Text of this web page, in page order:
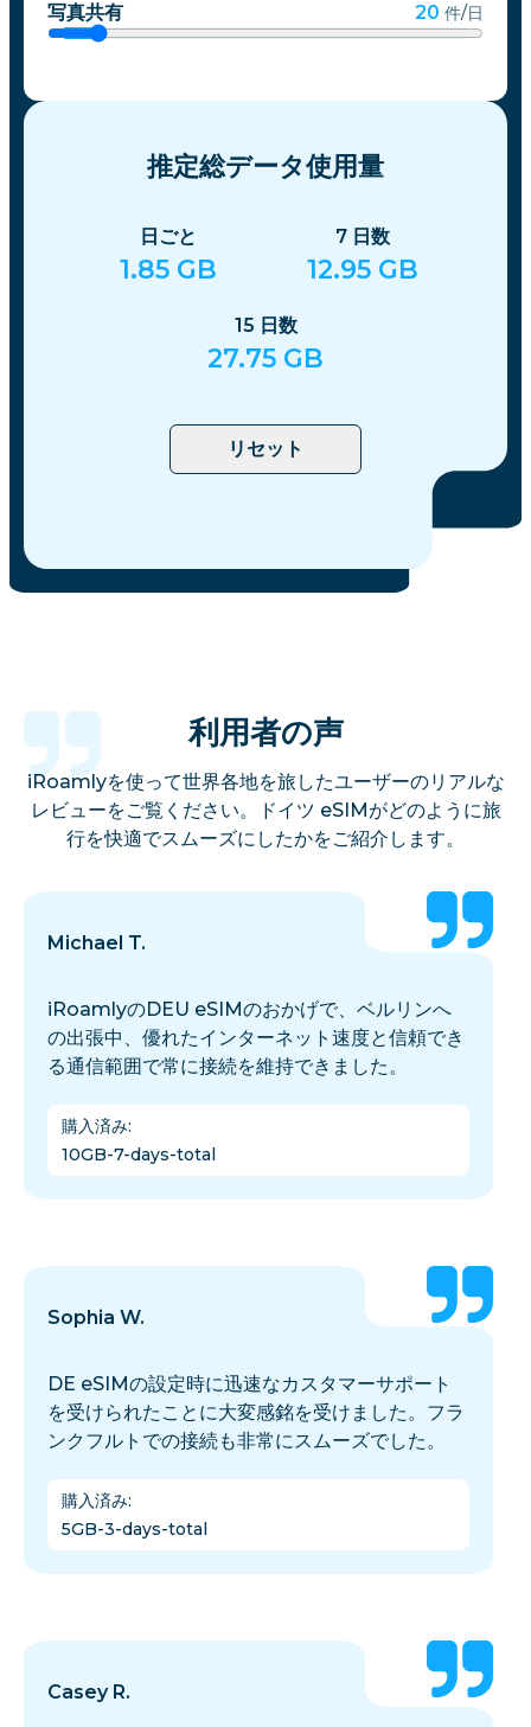
写真共有 20 件/日
推定総データ使用量
日ごと
1.85 GB
7 日数
12.95 GB
15 日数
27.75 GB
リセット
利用者の声
iRoamlyを使って世界各地を旅したユーザーのリアルな
レビューをご覧ください。ドイツ eSIMがどのように旅
行を快適でスムーズにしたかをご紹介します。
Michael T.
iRoamlyのDEU eSIMのおかげで、ベルリンへ
の出張中、優れたインターネット速度と信頼でき
る通信範囲で常に接続を維持できました。
購入済み:
10GB-7-days-total
Sophia W.
DE eSIMの設定時に迅速なカスタマーサポート
を受けられたことに大変感銘を受けました。フラ
ンクフルトでの接続も非常にスムーズでした。
購入済み:
5GB-3-days-total
Casey R.